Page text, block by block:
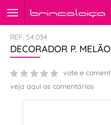
REF: 54.034
DECORADOR P.
vote e
veja aqui os comentários